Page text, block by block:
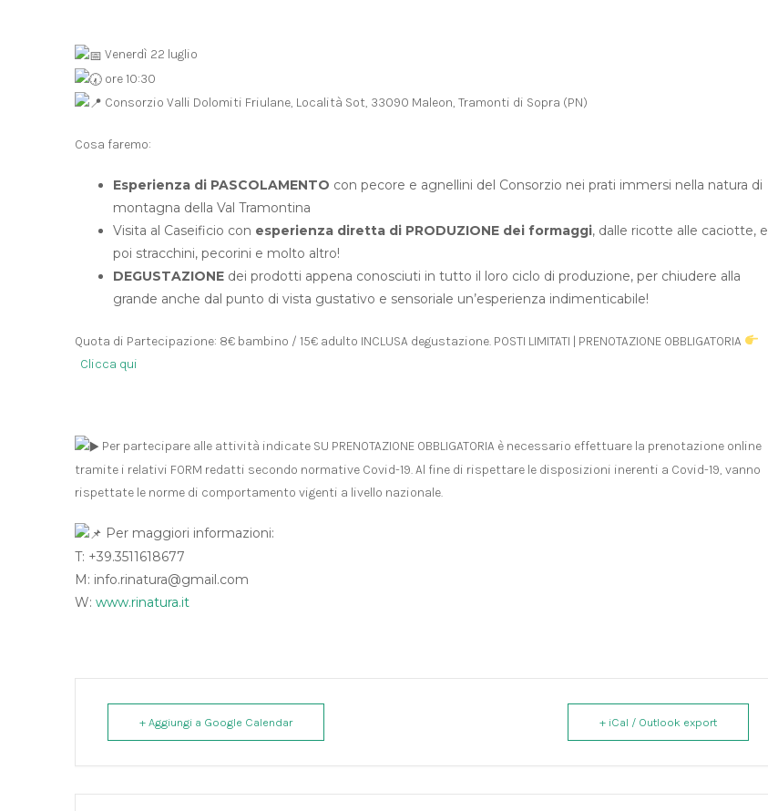
Venerdì 22 luglio
ore 10:30
Consorzio Valli Dolomiti Friulane, Località Sot, 33090 Maleon, Tramonti di Sopra (PN)
Cosa faremo:
Esperienza di PASCOLAMENTO con pecore e agnellini del Consorzio nei prati immersi nella natura di
montagna della Val Tramontina
Visita al Caseificio con esperienza diretta di PRODUZIONE dei formaggi, dalle ricotte alle caciotte, e
poi stracchini, pecorini e molto altro!
DEGUSTAZIONE dei prodotti appena conosciuti in tutto il loro ciclo di produzione, per chiudere alla
grande anche dal punto di vista gustativo e sensoriale un’esperienza indimenticabile!
Quota di Partecipazione: 8€ bambino / 15€ adulto INCLUSA degustazione. POSTI LIMITATI | PRENOTAZIONE OBBLIGATORIA
Clicca qui
Per partecipare alle attività indicate SU PRENOTAZIONE OBBLIGATORIA è necessario effettuare la prenotazione online
tramite i relativi FORM redatti secondo normative Covid-19. Al fine di rispettare le disposizioni inerenti a Covid-19, vanno
rispettate le norme di comportamento vigenti a livello nazionale.
Per maggiori informazioni:
T: +39.3511618677
M: info.rinatura@gmail.com
W:www.rinatura.it
+ Aggiungi a Google Calendar + iCal / Outlook export